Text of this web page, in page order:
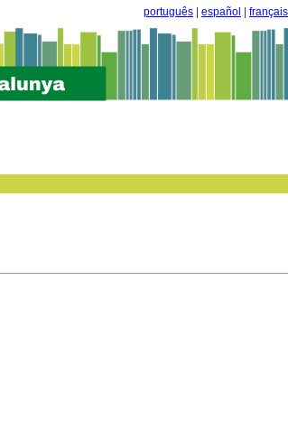
português español français